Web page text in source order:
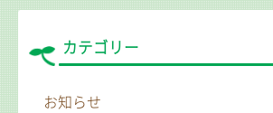
カテゴリー
お知らせ